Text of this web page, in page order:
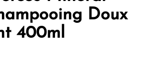
Doux
400ml